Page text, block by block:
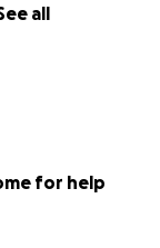
all
for help